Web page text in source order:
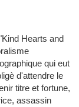
Hearts and
qui eut
d'attendre le
titre et fortune,
assassin